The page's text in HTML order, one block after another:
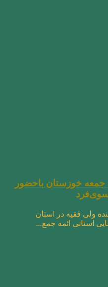
جمعه خوزستان باحضور
ولی فقیه در استان
استانی ائمه جمع...